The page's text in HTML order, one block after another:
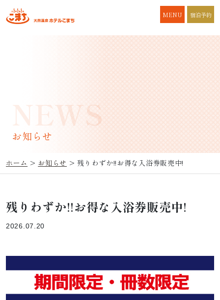
メインナビゲーション
MENU 宿泊予約
お知らせ
ホーム > お知らせ > 残りわずか!!お得な入浴券販売中!
残りわずか!!お得な入浴券販売中!
2026.07.20